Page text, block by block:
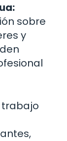
sobre
y
trabajo